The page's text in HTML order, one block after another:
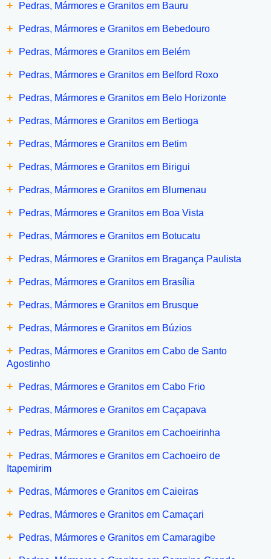
+ Pedras, Mármores e Granitos em Bauru
+ Pedras, Mármores e Granitos em Bebedouro
+ Pedras, Mármores e Granitos em Belém
+ Pedras, Mármores e Granitos em Belford Roxo
+ Pedras, Mármores e Granitos em Belo Horizonte
+ Pedras, Mármores e Granitos em Bertioga
+ Pedras, Mármores e Granitos em Betim
+ Pedras, Mármores e Granitos em Birigui
+ Pedras, Mármores e Granitos em Blumenau
+ Pedras, Mármores e Granitos em Boa Vista
+ Pedras, Mármores e Granitos em Botucatu
+ Pedras, Mármores e Granitos em Bragança Paulista
+ Pedras, Mármores e Granitos em Brasília
+ Pedras, Mármores e Granitos em Brusque
+ Pedras, Mármores e Granitos em Búzios
+
Pedras, Mármores e Granitos em Cabo de Santo
Agostinho
+ Pedras, Mármores e Granitos em Cabo Frio
+ Pedras, Mármores e Granitos em Caçapava
+ Pedras, Mármores e Granitos em Cachoeirinha
+
Pedras, Mármores e Granitos em Cachoeiro de
Itapemirim
+ Pedras, Mármores e Granitos em Caieiras
+ Pedras, Mármores e Granitos em Camaçari
+ Pedras, Mármores e Granitos em Camaragibe